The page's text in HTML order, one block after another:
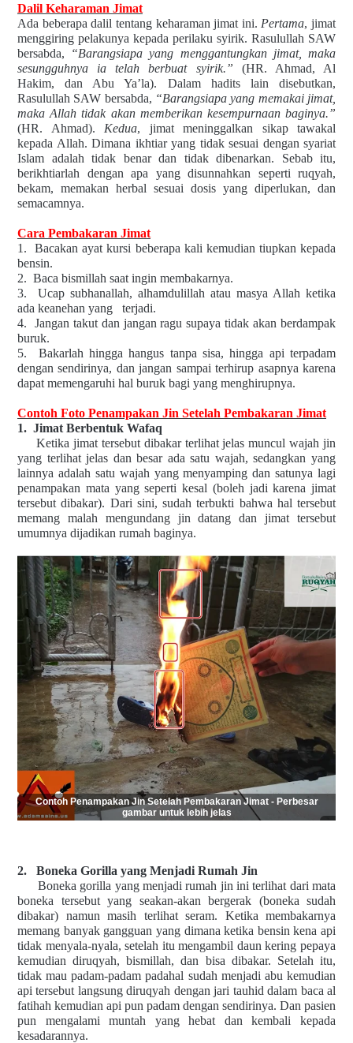
Dalil Keharaman Jimat
Ada beberapa dalil tentang keharaman jimat ini. Pertama, jimat
menggiring pelakunya kepada perilaku syirik. Rasulullah SAW
bersabda,
“Barangsiapa yang menggantungkan jimat, maka
sesungguhnya ia telah berbuat syirik.” (HR. Ahmad, Al
Hakim, dan Abu Ya’la). Dalam hadits lain disebutkan,
Rasulullah SAW bersabda, “Barangsiapa yang memakai jimat,
maka Allah tidak akan memberikan kesempurnaan baginya.”
(HR. Ahmad). Kedua, jimat meninggalkan sikap tawakal
kepada Allah. Dimana ikhtiar yang tidak sesuai dengan syariat
Islam adalah tidak benar dan tidak dibenarkan. Sebab itu,
berikhtiarlah dengan apa yang disunnahkan seperti ruqyah,
bekam, memakan herbal sesuai dosis yang diperlukan, dan
semacamnya.
Cara Pembakaran Jimat
1.
Bacakan ayat kursi beberapa kali kemudian tiupkan kepada
bensin.
2. Baca bismillah saat ingin membakarnya.
3.
Ucap subhanallah, alhamdulillah atau masya Allah ketika
ada keanehan yang
terjadi.
4.
Jangan takut dan jangan ragu supaya tidak akan berdampak
buruk.
5.
Bakarlah hingga hangus tanpa sisa, hingga api terpadam
dengan sendirinya, dan jangan sampai terhirup asapnya karena
dapat memengaruhi hal buruk bagi yang menghirupnya.
Contoh Foto Penampakan Jin Setelah Pembakaran Jimat
1. Jimat Berbentuk Wafaq
Ketika jimat tersebut dibakar terlihat jelas muncul wajah jin
yang terlihat jelas dan besar ada satu wajah, sedangkan yang
lainnya adalah satu wajah yang menyamping dan satunya lagi
penampakan mata yang seperti kesal (boleh jadi karena jimat
tersebut dibakar). Dari sini, sudah terbukti bahwa hal tersebut
memang malah mengundang jin datang dan jimat tersebut
umumnya dijadikan rumah baginya.
Contoh Penampakan Jin Setelah Pembakaran Jimat - Perbesar
gambar untuk lebih jelas
2.
Boneka Gorilla yang Menjadi Rumah Jin
Boneka gorilla yang menjadi rumah jin ini terlihat dari mata
boneka tersebut yang seakan-akan bergerak (boneka sudah
dibakar) namun masih terlihat seram. Ketika membakarnya
memang banyak gangguan yang dimana ketika bensin kena api
tidak menyala-nyala, setelah itu mengambil daun kering pepaya
kemudian diruqyah, bismillah, dan bisa dibakar. Setelah itu,
tidak mau padam-padam padahal sudah menjadi abu kemudian
api tersebut langsung diruqyah dengan jari tauhid dalam baca al
fatihah kemudian api pun padam dengan sendirinya. Dan pasien
pun mengalami muntah yang hebat dan kembali kepada
kesadarannya.